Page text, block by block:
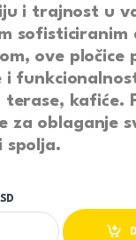
i trajnost u
sofisticiranim
ove pločice
i
terase, kafiće.
za oblaganje
spolja.
GRIGIO